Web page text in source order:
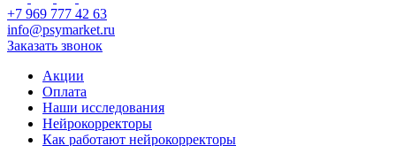
+7 969 777 42 63
info@psymarket.ru
Заказать звонок
Акции
Оплата
Наши исследования
Нейрокорректоры
Как работают нейрокорректоры